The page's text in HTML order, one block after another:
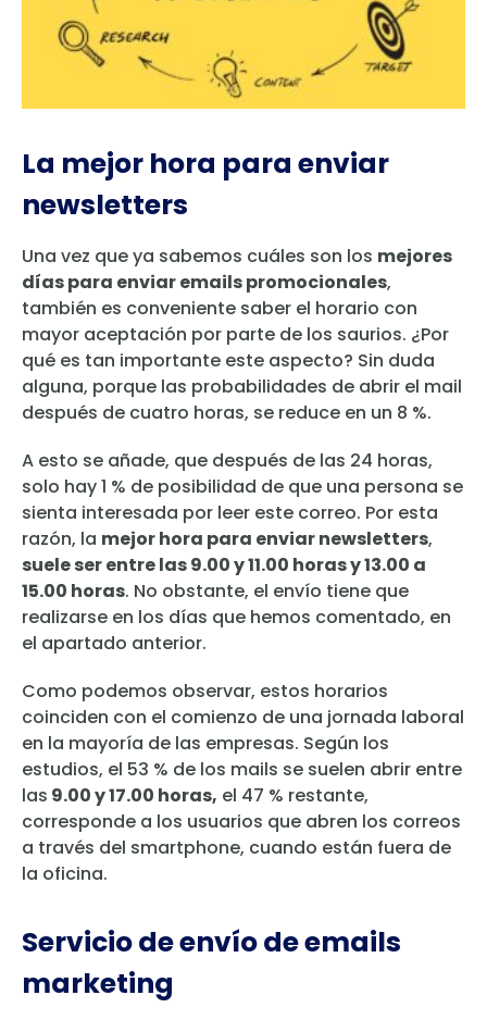
La mejor hora para enviar
newsletters
Una vez que ya sabemos cuáles son los mejores
días para enviar emails promocionales,
también es conveniente saber el horario con
mayor aceptación por parte de los saurios. ¿Por
qué es tan importante este aspecto? Sin duda
alguna, porque las probabilidades de abrir el mail
después de cuatro horas, se reduce en un 8 %.
A esto se añade, que después de las 24 horas,
solo hay 1 % de posibilidad de que una persona se
sienta interesada por leer este correo. Por esta
razón, la mejor hora para enviar newsletters,
suele ser entre las 9.00 y 11.00 horas y 13.00 a
15.00 horas. No obstante, el envío tiene que
realizarse en los días que hemos comentado, en
el apartado anterior.
Como podemos observar, estos horarios
coinciden con el comienzo de una jornada laboral
en la mayoría de las empresas. Según los
estudios, el 53 % de los mails se suelen abrir entre
las 9.00 y 17.00 horas, el 47 % restante,
corresponde a los usuarios que abren los correos
a través del smartphone, cuando están fuera de
la oficina.
Servicio de envío de emails
marketing